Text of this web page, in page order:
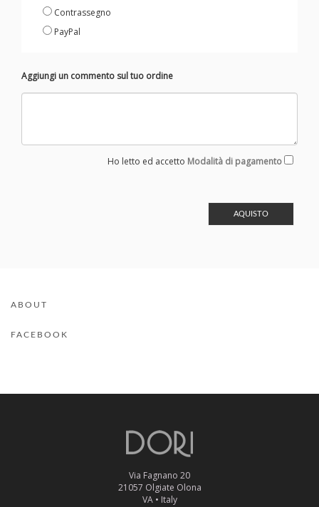
Contrassegno
PayPal
Aggiungi un commento sul tuo ordine
Ho letto ed accetto Modalità di pagamento
ABOUT
FACEBOOK
Via Fagnano 20
21057 Olgiate Olona
VA • Italy